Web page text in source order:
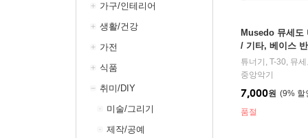
가구/인테리어
생활/건강
가전
식품
취미/DIY
미술/그리기
제작/공예
Musedo 뮤세도
/ 기타, 베이스
중앙악기
9%
7,000원
품절